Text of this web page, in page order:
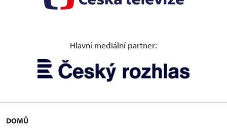
Hlavní mediální partner:
DOMŮ